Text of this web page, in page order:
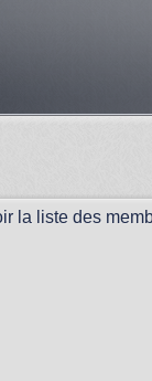
la liste des